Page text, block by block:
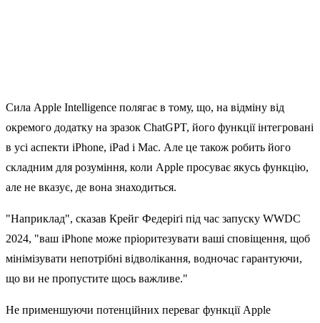
Сила Apple Intelligence полягає в тому, що, на відміну від
окремого додатку на зразок ChatGPT, його функції інтегровані
в усі аспекти iPhone, iPad і Mac. Але це також робить його
складним для розуміння, коли Apple просуває якусь функцію,
але не вказує, де вона знаходиться.
"Наприклад", сказав Крейг Федеріґі під час запуску WWDC
2024, "ваш iPhone може пріоритезувати ваші сповіщення, щоб
мінімізувати непотрібні відволікання, водночас гарантуючи,
що ви не пропустите щось важливе."
Не применшуючи потенційних переваг функції Apple